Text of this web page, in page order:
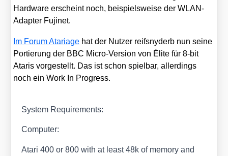
Hard­ware erscheint noch, bei­spiels­wei­se der WLAN-
Adap­ter Fuji­net.
Im Forum Ata­ria­ge hat der Nut­zer reifs­ny­derb nun sei­ne
Por­tie­rung der BBC Micro-Ver­si­on von Éli­te für 8‑bit
Ata­ris vor­ge­stellt. Das ist schon spiel­bar, aller­dings
noch ein Work In Pro­gress.
Sys­tem Requi­re­ments:
Com­pu­ter:
Ata­ri 400 or 800 with at least 48k of memo­ry and